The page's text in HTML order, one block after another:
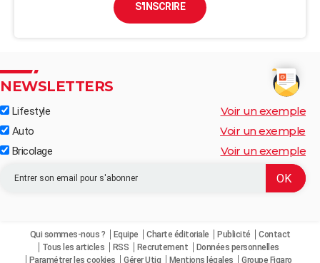
S'INSCRIRE
NEWSLETTERS
Lifestyle Voir un exemple
Auto Voir un exemple
Bricolage Voir un exemple
Qui sommes-nous ? Equipe Charte éditoriale Publicité
Contact
Tous les articles
RSS Recrutement
Données personnelles
Paramétrer les cookies
Gérer Utiq Mentions légales Groupe Figaro